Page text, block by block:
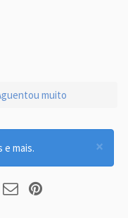
muito
×
mais.